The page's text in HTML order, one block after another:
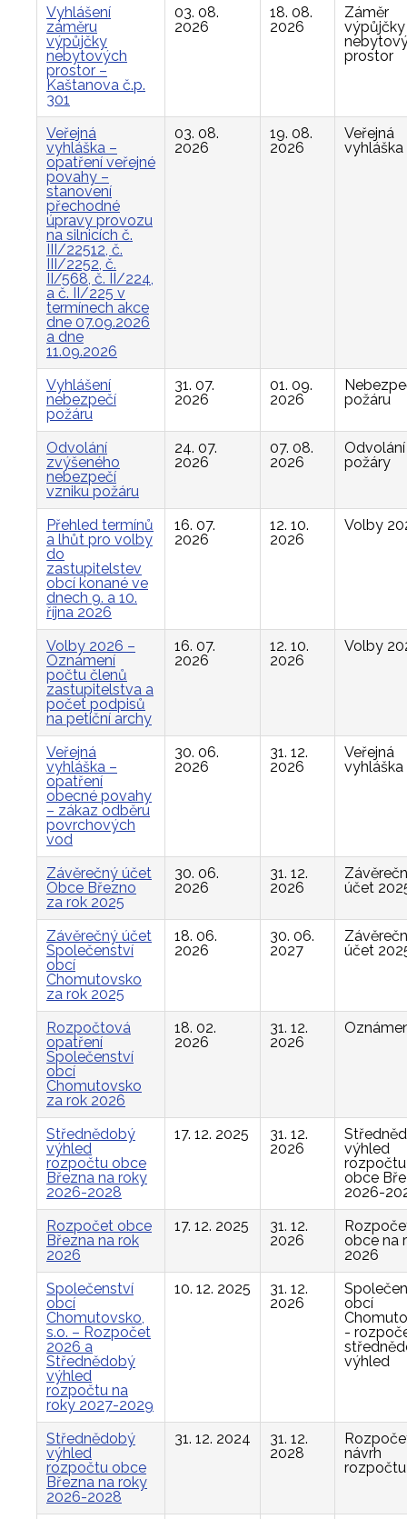
Vyhlášení
záměru
výpůjčky
nebytových
prostor –
Kaštanova č.p.
301
03. 08.
2026
18. 08.
2026
Záměr
výpůjčky
prostor
Veřejná
vyhláška –
opatření veřejné
povahy –
stanovení
přechodné
úpravy provozu
na silnicích č.
III/22512, č.
III/2252, č.
II/568, č. II/224,
a č. II/225 v
termínech akce
dne 07.09.2026
a dne
11.09.2026
03. 08.
2026
19. 08.
2026
Veřejná
vyhláška
Vyhlášení
nebezpečí
požáru
31. 07.
2026
01. 09.
2026
požáru
Odvolání
zvýšeného
nebezpečí
vzniku požáru
24. 07.
2026
07. 08.
2026
Odvolání
požáry
Přehled termínů
a lhůt pro volby
do
zastupitelstev
obcí konané ve
dnech 9. a 10.
října 2026
16. 07.
2026
12. 10.
2026
Volby
Volby 2026 –
Oznámení
počtu členů
zastupitelstva a
počet podpisů
na petiční archy
16. 07.
2026
12. 10.
2026
Volby
Veřejná
vyhláška –
opatření
obecné povahy
– zákaz odběru
povrchových
vod
30. 06.
2026
31. 12.
2026
Veřejná
vyhláška
Závěrečný účet
Obce Březno
za rok 2025
30. 06.
2026
31. 12.
2026
účet
Závěrečný účet
Společenství
obcí
Chomutovsko
za rok 2025
18. 06.
2026
30. 06.
2027
účet
Rozpočtová
opatření
Společenství
obcí
Chomutovsko
za rok 2026
18. 02.
2026
31. 12.
2026
Střednědobý
výhled
rozpočtu obce
Března na roky
2026-2028
17. 12. 2025
31. 12.
2026
výhled
rozpočtu
obce
2026-
Rozpočet obce
Března na rok
2026
17. 12. 2025
31. 12.
2026
obce na
2026
Společenství
obcí
Chomutovsko,
s.o. – Rozpočet
2026 a
Střednědobý
výhled
rozpočtu na
roky 2027-2029
10. 12. 2025
31. 12.
2026
obcí
-
výhled
Střednědobý
výhled
rozpočtu obce
Března na roky
2026-2028
31. 12. 2024
31. 12.
2028
návrh
rozpočtu